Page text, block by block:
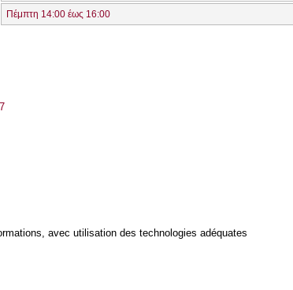
Πέμπτη 14:00 έως 16:00
avec utilisation des technologies adéquates